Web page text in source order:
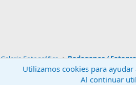
Galeria Fotográfica Bodegones /
Utilizamos cookies para
Al continuar